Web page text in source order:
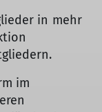
in mehr
im